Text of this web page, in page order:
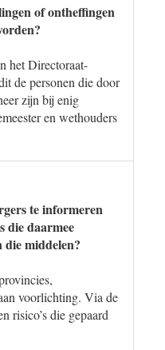
of ontheffingen
het Directoraat-
de personen die door
zijn bij enig
en wethouders
te informeren
die daarmee
die middelen?
voorlichting. Via de
risico’s die gepaard